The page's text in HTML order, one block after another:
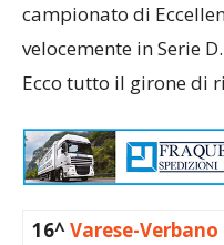
campionato di
velocemente in Serie D.
Ecco tutto il girone di
16^Varese-Verbano